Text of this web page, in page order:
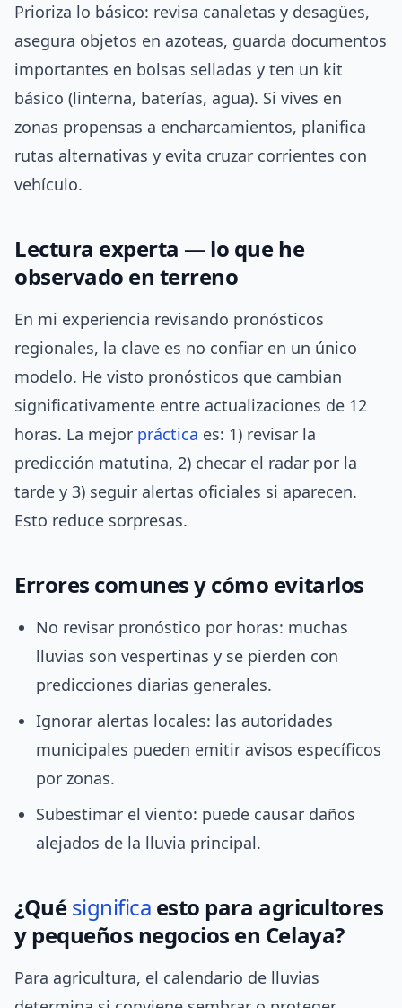
Prioriza lo básico: revisa canaletas y desagües,
asegura objetos en azoteas, guarda documentos
importantes en bolsas selladas y ten un kit
básico (linterna, baterías, agua). Si vives en
zonas propensas a encharcamientos, planifica
rutas alternativas y evita cruzar corrientes con
vehículo.
Lectura experta — lo que he
observado en terreno
En mi experiencia revisando pronósticos
regionales, la clave es no confiar en un único
modelo. He visto pronósticos que cambian
significativamente entre actualizaciones de 12
horas. La mejor práctica es: 1) revisar la
predicción matutina, 2) checar el radar por la
tarde y 3) seguir alertas oficiales si aparecen.
Esto reduce sorpresas.
Errores comunes y cómo evitarlos
No revisar pronóstico por horas: muchas
lluvias son vespertinas y se pierden con
predicciones diarias generales.
Ignorar alertas locales: las autoridades
municipales pueden emitir avisos específicos
por zonas.
Subestimar el viento: puede causar daños
alejados de la lluvia principal.
¿Quésignifica esto para agricultores
y pequeños negocios en Celaya?
Para agricultura, el calendario de lluvias